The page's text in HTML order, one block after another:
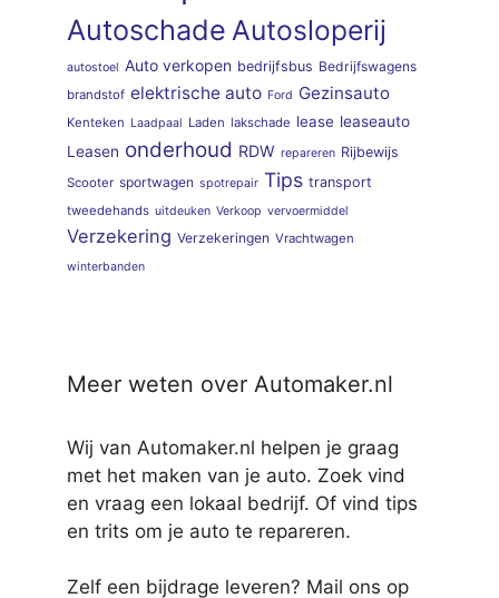
Autoschade Autosloperij
autostoel Auto verkopen bedrijfsbus Bedrijfswagens
brandstof elektrische auto Ford Gezinsauto
Kenteken Laadpaal Laden lakschade lease leaseauto
Leasen onderhoud RDW repareren Rijbewijs
Scooter sportwagen spotrepair Tips transport
tweedehands uitdeuken Verkoop vervoermiddel
Verzekering Verzekeringen Vrachtwagen
winterbanden
Meer weten over Automaker.nl
Wij van Automaker.nl helpen je graag
met het maken van je auto. Zoek vind
en vraag een lokaal bedrijf. Of vind tips
en trits om je auto te repareren.
Zelf een bijdrage leveren? Mail ons op